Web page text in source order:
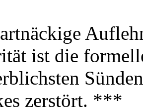
ist die
zerstört. ***